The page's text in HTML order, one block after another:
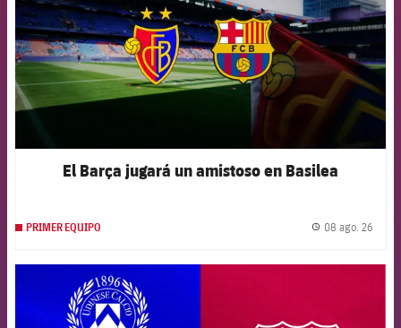
El Barça jugará un amistoso en Basilea
PRIMER EQUIPO 08 ago. 26